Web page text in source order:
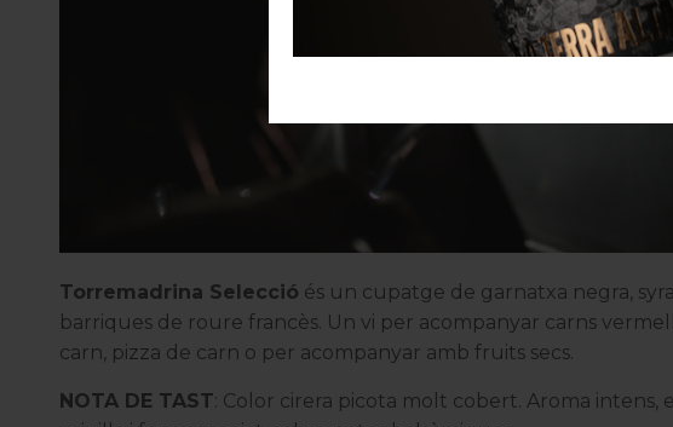
Torremadrina Selecció és un cupatge de garnatxa negra,
barriques de roure francès. Un vi per acompanyar carns
carn, pizza de carn o per acompanyar amb fruits secs.
NOTA DE TAST: Color cirera picota molt cobert. Aroma